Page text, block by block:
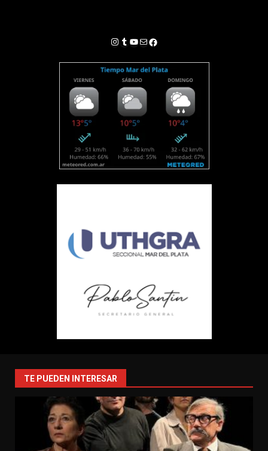
Instagram
Tumblr
YouTube
Correo electrónico
Facebook
TE PUEDEN INTERESAR